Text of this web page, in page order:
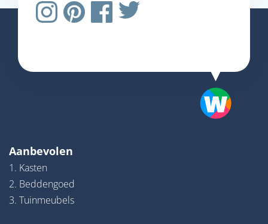
Aanbevolen
1. Kasten
2. Beddengoed
3. Tuinmeubels